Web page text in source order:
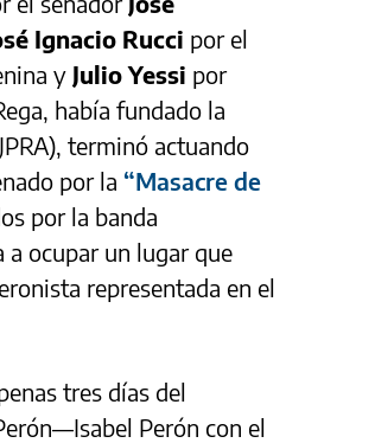
Ignacio Rucci por el
y Julio Yessi por
había fundado la
terminó actuando
por la “Masacre de
por la banda
a ocupar un lugar que
representada en el
tres días del
Perón con el